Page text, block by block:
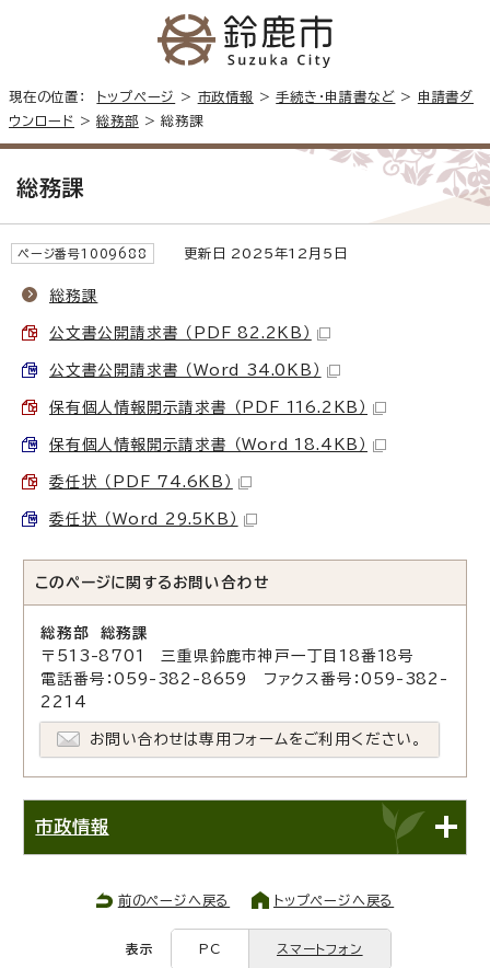
現在の位置： トップページ > 市政情報 >手続き・申請書など > 申請書ダ
ウンロード
>総務部 > 総務課
総務課
ページ番号1009688 更新日 2025年12月5日
総務課
公文書公開請求書 （PDF 82.2KB）
公文書公開請求書 （Word 34.0KB）
保有個人情報開示請求書 （PDF 116.2KB）
保有個人情報開示請求書 （Word 18.4KB）
委任状 （PDF 74.6KB）
委任状 （Word 29.5KB）
このページに関する お問い合わせ
総務部 総務課
〒513-8701 三重県鈴鹿市神戸一丁目18番18号
電話番号：059-382-8659 ファクス番号：059-382-
2214
お問い合わせは専用フォームをご利用ください。
市政情報
前のページへ戻る トップページへ戻る
表示 PC スマートフォン